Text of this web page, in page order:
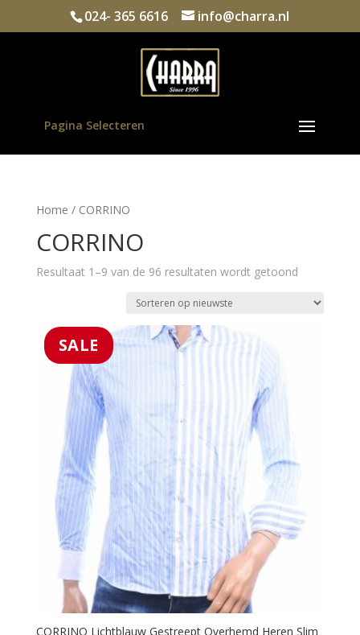
024- 365 6616 info@charra.nl
Pagina Selecteren
Home / CORRINO
CORRINO
Resultaat 1–9 van de 96 resultaten wordt getoondGesorteerd
nieuwste
SALE
CORRINO Lichtblauw Gestreept Overhemd Heren Slim